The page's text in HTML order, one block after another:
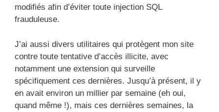
modifiés afin d’éviter toute injection SQL
frauduleuse.
J’ai aussi divers utilitaires qui protègent mon site
contre toute tentative d’accès illicite, avec
notamment une extension qui surveille
spécifiquement ces dernières. Jusqu’à présent, il y
en avait environ un millier par semaine (eh oui,
quand même !), mais ces dernières semaines, la